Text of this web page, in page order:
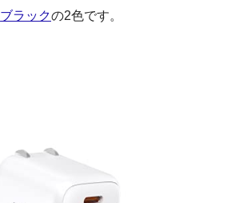
ブラックの2色です。